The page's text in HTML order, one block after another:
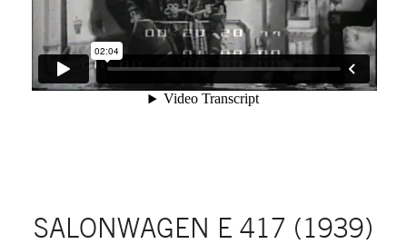
SALONWAGEN E 417 (1939)